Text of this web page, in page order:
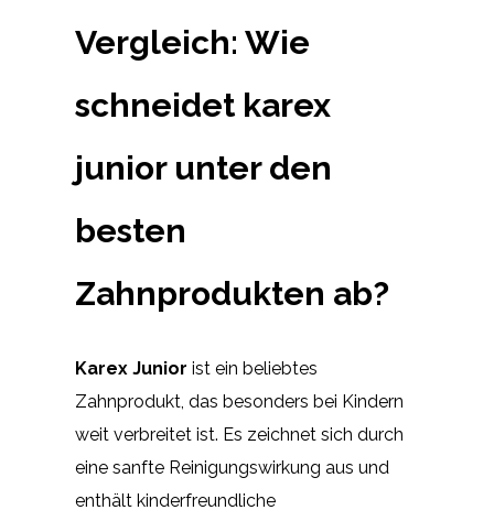
Vergleich: Wie
schneidet karex
junior unter den
besten
Zahnprodukten ab?
Karex Junior ist ein beliebtes
Zahnprodukt, das besonders bei Kindern
weit verbreitet ist. Es zeichnet sich durch
eine sanfte Reinigungswirkung aus und
enthält kinderfreundliche